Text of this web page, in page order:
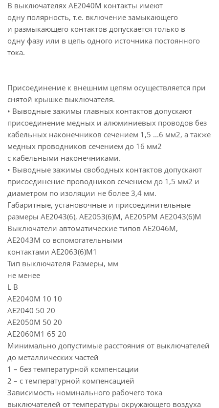
В выключателях АЕ2040М контакты имеют
одну полярность, т.е. включение замыкающего
и размыкающего контактов допускается только в
одну фазу или в цепь одного источника постоянного
тока.
Присоединение к внешним цепям осуществляется при
снятой крышке выключателя.
• Выводные зажимы главных контактов допускают
присоединение медных и алюминиевых проводов без
кабельных наконечников сечением 1,5 ...6 мм2, а также
медных проводников сечением до 16 мм2
с кабельными наконечниками.
• Выводные зажимы свободных контактов допускают
присоединение проводников сечением до 1,5 мм2 и
диаметром по изоляции не более 3,4 мм.
Габаритные, установочные и присоединительные
размеры АЕ2043(6), АЕ2053(6)М, АЕ205РМ АЕ2043(6)М
Выключатели автоматические типов АЕ2046М,
АЕ2043М со вспомогательными
контактами АЕ2063(6)М1
Тип выключателя Размеры, мм
не менее
L B
АЕ2040М 10 10
АЕ2040 50 20
АЕ2050М 50 20
АЕ2060М1 65 20
Минимально допустимые расстояния от выключателей
до металлических частей
1 – без температурной компенсации
2 – с температурной компенсацией
Зависимость номинального рабочего тока
выключателей от температуры окружающего воздуха